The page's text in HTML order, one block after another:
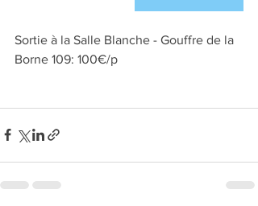
Sortie à la Salle Blanche - Gouffre de la
Borne 109: 100€/p